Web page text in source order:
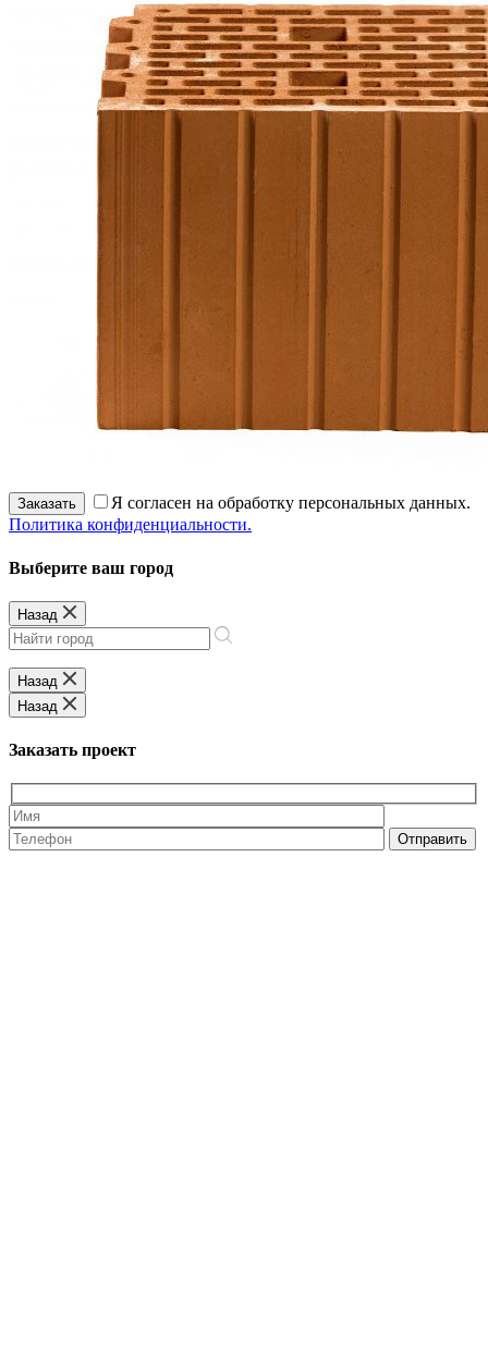
Заказать
Я согласен на обработку персональных данных.
Политика конфиденциальности.
Выберите ваш город
Назад
Назад
Назад
Заказать проект